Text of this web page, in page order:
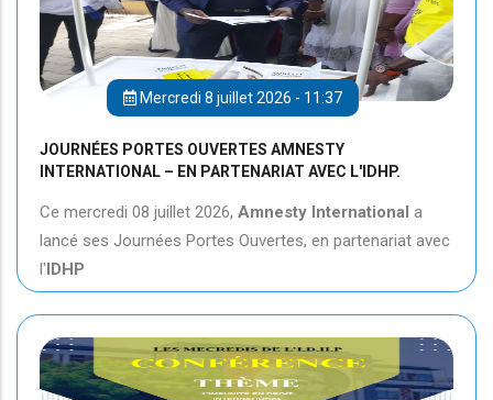
Mercredi 8 juillet 2026 - 11:37
JOURNÉES PORTES OUVERTES AMNESTY
INTERNATIONAL – EN PARTENARIAT AVEC L'IDHP.
Ce mercredi 08 juillet 2026, Amnesty International a
lancé ses Journées Portes Ouvertes, en partenariat avec
l'IDHP